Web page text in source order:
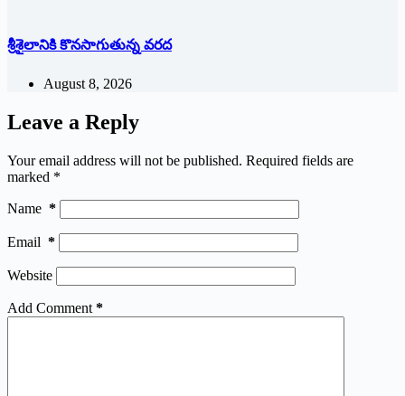
శ్రీశైలానికి కొనసాగుతున్న వరద
August 8, 2026
Leave a Reply
Your email address will not be published. Required fields are
marked *
Name *
Email *
Website
Add Comment *